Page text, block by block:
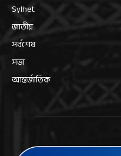
Sylhet
জাতীয়
সর্বশেষ
সভা
আন্তর্জাতিক